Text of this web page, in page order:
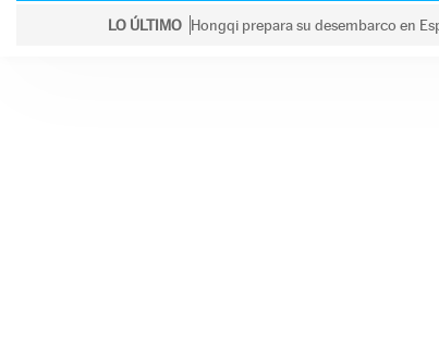
LO ÚLTIMO Hongqi prepara su desembarco en